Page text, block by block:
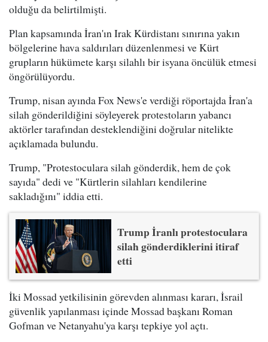
olduğu da belirtilmişti.
Plan kapsamında İran'ın Irak Kürdistanı sınırına yakın
bölgelerine hava saldırıları düzenlenmesi ve Kürt
grupların hükümete karşı silahlı bir isyana öncülük etmesi
öngörülüyordu.
Trump, nisan ayında Fox News'e verdiği röportajda İran'a
silah gönderildiğini söyleyerek protestoların yabancı
aktörler tarafından desteklendiğini doğrular nitelikte
açıklamada bulundu.
Trump, "Protestoculara silah gönderdik, hem de çok
sayıda" dedi ve "Kürtlerin silahları kendilerine
sakladığını" iddia etti.
Trump İranlı protestoculara
silah gönderdiklerini itiraf
etti
İki Mossad yetkilisinin görevden alınması kararı, İsrail
güvenlik yapılanması içinde Mossad başkanı Roman
Gofman ve Netanyahu'ya karşı tepkiye yol açtı.